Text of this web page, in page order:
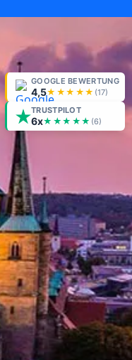
GOOGLE BEWERTUNG
4,5★★★★★ (17)
TRUSTPILOT
6x★★★★★ (6)